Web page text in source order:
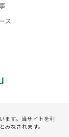
ス
ご利用規約
ます。当サイトを利
なされます。